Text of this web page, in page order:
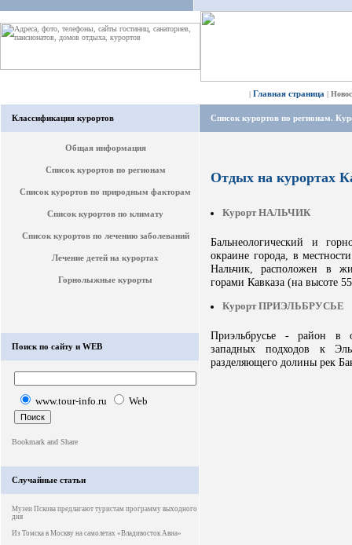
| Главная страница |
Классификация курортов
Общая информация
Список курортов по регионам
Список курортов по природным факторам
Список курортов по климату
Список курортов по лечению заболеваний
Лечение детей на курортах
Горнолыжные курорты
Поиск по сайту и WEB
www.tour-info.ru Web
Случайные статьи
Музеи Пскова предлагают туристам программу выходного
дня
Из Томска в Москву на самолетах «Владивосток Авиа»
Список курортов по регионам.
Отдых на курортах
Курорт НАЛЬЧИК
Бальнеологический и
окраине города, в
Нальчик, расположен в
горами Кавказа (на высоте
Курорт ПРИЭЛЬБРУСЬЕ
Приэльбрусье - район в
западных подходов к
разделяющего долины рек